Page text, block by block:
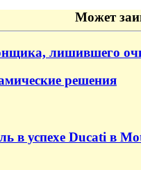
Может
лишившего
решения
в успехе Ducati в